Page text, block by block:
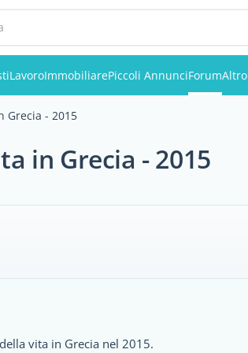
LavoroImmobiliarePiccoli AnnunciForumAltro
Grecia - 2015
in Grecia - 2015
vita in Grecia nel 2015.